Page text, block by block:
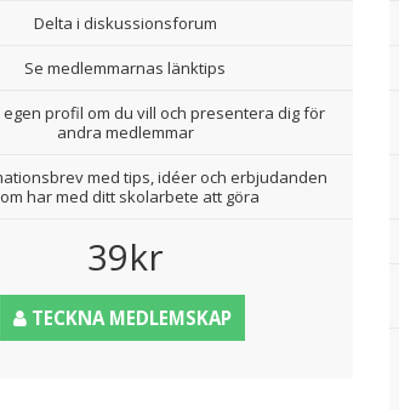
Delta i diskussionsforum
Se medlemmarnas länktips
egen profil om du vill och presentera dig för
andra medlemmar
med tips, idéer och erbjudanden
har med ditt skolarbete att göra
39kr
TECKNA MEDLEMSKAP